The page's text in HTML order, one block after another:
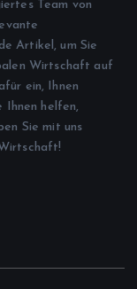
Team von
Artikel, um Sie
Wirtschaft auf
ein, Ihnen
helfen,
Sie mit uns